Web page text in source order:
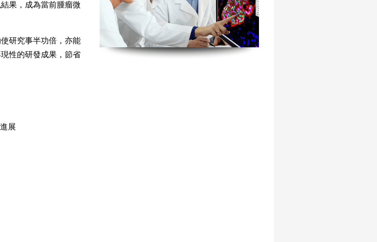
果，成為當前腫瘤微
研究事半功倍，亦能
性的研發成果，節省
展